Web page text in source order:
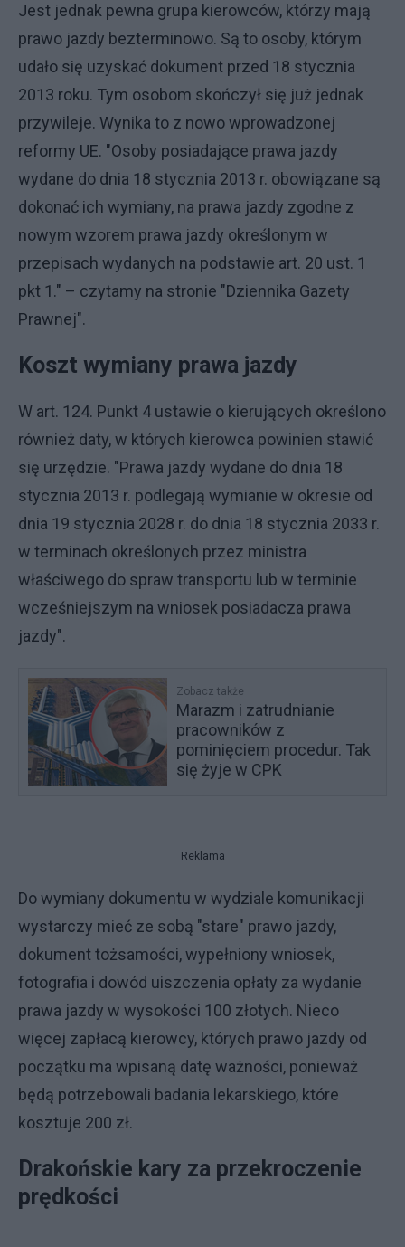
Jest jednak pewna grupa kierowców, którzy mają
prawo jazdy bezterminowo. Są to osoby, którym
udało się uzyskać dokument przed 18 stycznia
2013 roku. Tym osobom skończył się już jednak
przywileje. Wynika to z nowo wprowadzonej
reformy UE. "Osoby posiadające prawa jazdy
wydane do dnia 18 stycznia 2013 r. obowiązane są
dokonać ich wymiany, na prawa jazdy zgodne z
nowym wzorem prawa jazdy określonym w
przepisach wydanych na podstawie art. 20 ust. 1
pkt 1." – czytamy na stronie "Dziennika Gazety
Prawnej".
Koszt wymiany prawa jazdy
W art. 124. Punkt 4 ustawie o kierujących określono
również daty, w których kierowca powinien stawić
się urzędzie. "Prawa jazdy wydane do dnia 18
stycznia 2013 r. podlegają wymianie w okresie od
dnia 19 stycznia 2028 r. do dnia 18 stycznia 2033 r.
w terminach określonych przez ministra
właściwego do spraw transportu lub w terminie
wcześniejszym na wniosek posiadacza prawa
jazdy".
Zobacz także
Marazm i zatrudnianie
pracowników z
pominięciem procedur. Tak
się żyje w CPK
Reklama
Do wymiany dokumentu w wydziale komunikacji
wystarczy mieć ze sobą "stare" prawo jazdy,
dokument tożsamości, wypełniony wniosek,
fotografia i dowód uiszczenia opłaty za wydanie
prawa jazdy w wysokości 100 złotych. Nieco
więcej zapłacą kierowcy, których prawo jazdy od
początku ma wpisaną datę ważności, ponieważ
będą potrzebowali badania lekarskiego, które
kosztuje 200 zł.
Drakońskie kary za przekroczenie
prędkości